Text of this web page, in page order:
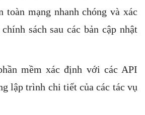
toàn mạng nhanh chóng và xác
sách sau các bản cập nhật
mềm xác định với các API
lập trình chi tiết của các tác vụ